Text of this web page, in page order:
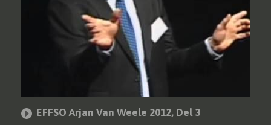
EFFSO Arjan Van Weele 2012, Del 3